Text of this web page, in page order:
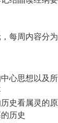
每周内容分为
心思想以及
史看属灵的
历史